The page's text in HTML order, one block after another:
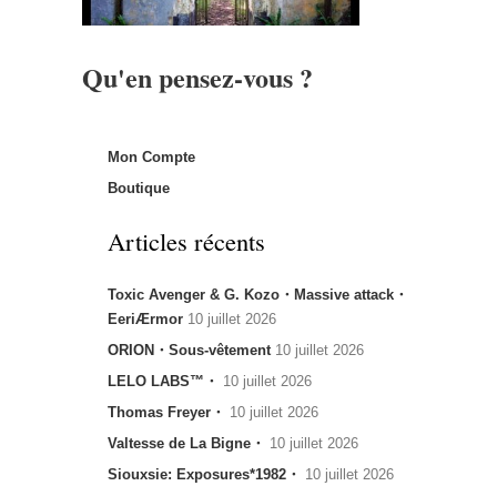
Qu'en pensez-vous ?
Mon Compte
Boutique
Articles récents
Toxic Avenger & G. Kozo・Massive attack・
EeriÆrmor 10 juillet 2026
ORION・Sous-vêtement 10 juillet 2026
LELO LABS™・ 10 juillet 2026
Thomas Freyer・ 10 juillet 2026
Valtesse de La Bigne・ 10 juillet 2026
Siouxsie: Exposures*1982・ 10 juillet 2026